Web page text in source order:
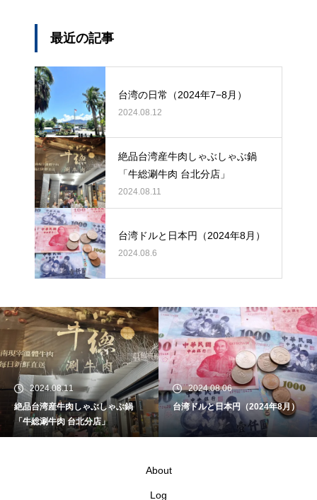
最近の記事
台湾の日常（2024年7−8月）
2024.08.12
絶品台湾産牛肉しゃぶしゃぶ鍋
「牛総涮牛肉 台北分店」
2024.08.11
台湾ドルと日本円（2024年8月）
2024.08.6
2024.08.06
台湾ドルと日本円（2024年8月）
2024.07.23
美味しい羊肉鍋の店「林家
肉炉」
About
Log